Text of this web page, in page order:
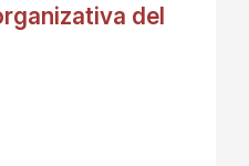
del